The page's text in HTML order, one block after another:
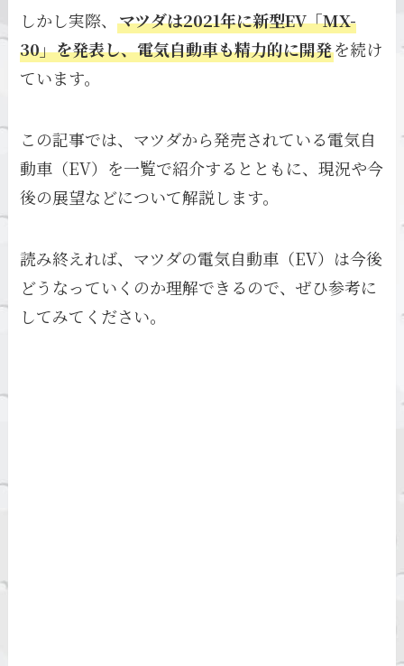
しかし実際、マツダは2021年に新型EV「MX-
30」を発表し、電気自動車も精力的に開発を続け
ています。
この記事では、マツダから発売されている電気自
動車（EV）を一覧で紹介するとともに、現況や今
後の展望などについて解説します。
読み終えれば、マツダの電気自動車（EV）は今後
どうなっていくのか理解できるので、ぜひ参考に
してみてください。